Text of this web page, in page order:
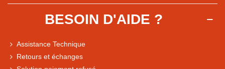
BESOIN D'AIDE ?
Assistance Technique
Retours et échanges